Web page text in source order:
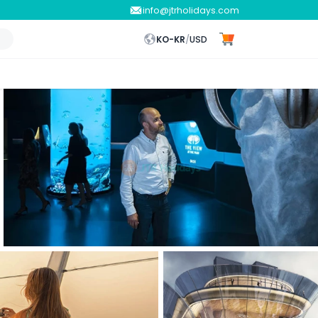
info@jtrholidays.com
KO-KR/USD